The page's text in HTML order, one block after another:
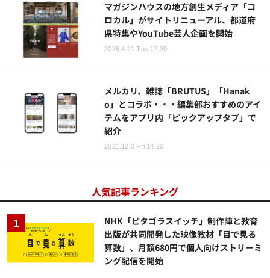
マガジンハウスの地方創生メディア「コ
ロカル」がサイトリニューアル、都道府
県特集やYouTube芸人企画を開始
2026.4.21 Tue 17:30
メルカリ、雑誌「BRUTUS」「Hanak
o」とコラボ・・・編集部おすすめのアイ
テムをアプリ内「ピックアップタブ」で
紹介
2021.12.3 Fri 14:20
人気記事ランキング
NHK「ピタゴラスイッチ」制作陣と教育
出版が共同開発した映像教材「目で見る
算数」、月額680円で個人向けストリーミ
ング配信を開始